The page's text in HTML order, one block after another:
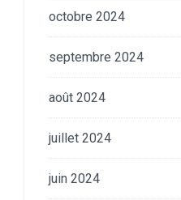
octobre 2024
septembre 2024
août 2024
juillet 2024
juin 2024